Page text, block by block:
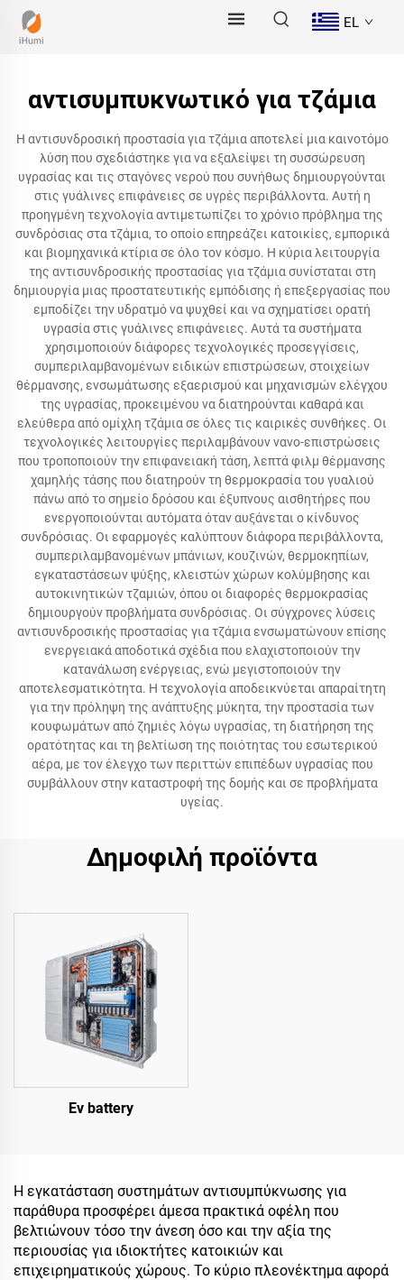
EL
αντισυμπυκνωτικό για τζάμια
Η αντισυνδροσική προστασία για τζάμια αποτελεί μια καινοτόμο
λύση που σχεδιάστηκε για να εξαλείψει τη συσσώρευση
υγρασίας και τις σταγόνες νερού που συνήθως δημιουργούνται
στις γυάλινες επιφάνειες σε υγρές περιβάλλοντα. Αυτή η
προηγμένη τεχνολογία αντιμετωπίζει το χρόνιο πρόβλημα της
συνδρόσιας στα τζάμια, το οποίο επηρεάζει κατοικίες, εμπορικά
και βιομηχανικά κτίρια σε όλο τον κόσμο. Η κύρια λειτουργία
της αντισυνδροσικής προστασίας για τζάμια συνίσταται στη
δημιουργία μιας προστατευτικής εμπόδισης ή επεξεργασίας που
εμποδίζει την υδρατμό να ψυχθεί και να σχηματίσει ορατή
υγρασία στις γυάλινες επιφάνειες. Αυτά τα συστήματα
χρησιμοποιούν διάφορες τεχνολογικές προσεγγίσεις,
συμπεριλαμβανομένων ειδικών επιστρώσεων, στοιχείων
θέρμανσης, ενσωμάτωσης εξαερισμού και μηχανισμών ελέγχου
της υγρασίας, προκειμένου να διατηρούνται καθαρά και
ελεύθερα από ομίχλη τζάμια σε όλες τις καιρικές συνθήκες. Οι
τεχνολογικές λειτουργίες περιλαμβάνουν νανο-επιστρώσεις
που τροποποιούν την επιφανειακή τάση, λεπτά φιλμ θέρμανσης
χαμηλής τάσης που διατηρούν τη θερμοκρασία του γυαλιού
πάνω από το σημείο δρόσου και έξυπνους αισθητήρες που
ενεργοποιούνται αυτόματα όταν αυξάνεται ο κίνδυνος
συνδρόσιας. Οι εφαρμογές καλύπτουν διάφορα περιβάλλοντα,
συμπεριλαμβανομένων μπάνιων, κουζινών, θερμοκηπίων,
εγκαταστάσεων ψύξης, κλειστών χώρων κολύμβησης και
αυτοκινητικών τζαμιών, όπου οι διαφορές θερμοκρασίας
δημιουργούν προβλήματα συνδρόσιας. Οι σύγχρονες λύσεις
αντισυνδροσικής προστασίας για τζάμια ενσωματώνουν επίσης
ενεργειακά αποδοτικά σχέδια που ελαχιστοποιούν την
κατανάλωση ενέργειας, ενώ μεγιστοποιούν την
αποτελεσματικότητα. Η τεχνολογία αποδεικνύεται απαραίτητη
για την πρόληψη της ανάπτυξης μύκητα, την προστασία των
κουφωμάτων από ζημιές λόγω υγρασίας, τη διατήρηση της
ορατότητας και τη βελτίωση της ποιότητας του εσωτερικού
αέρα, με τον έλεγχο των περιττών επιπέδων υγρασίας που
συμβάλλουν στην καταστροφή της δομής και σε προβλήματα
υγείας.
Δημοφιλή προϊόντα
Ev battery
Η εγκατάσταση συστημάτων αντισυμπύκνωσης για
παράθυρα προσφέρει άμεσα πρακτικά οφέλη που
βελτιώνουν τόσο την άνεση όσο και την αξία της
περιουσίας για ιδιοκτήτες κατοικιών και
επιχειρηματικούς χώρους. Το κύριο πλεονέκτημα αφορά